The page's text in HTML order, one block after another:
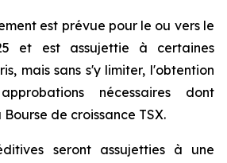
est prévue pour le ou vers le
et est assujettie à certaines
mais sans s'y limiter, l'obtention
nécessaires dont
de croissance TSX.
seront assujetties à une